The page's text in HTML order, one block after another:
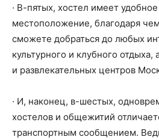
· В-пятых, хостел имеет
местоположение, благодаря
сможете добраться до любых
культурного и клубного
и развлекательных центров
· И, наконец, в-шестых,
хостелов и общежитий
транспортным сообщением.